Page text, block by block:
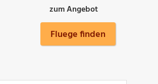
zum Angebot
Fluege finden